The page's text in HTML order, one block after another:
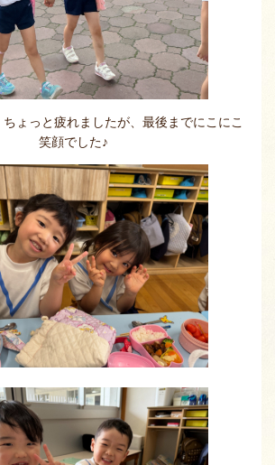
ょっと疲れましたが、最後までにこにこ
笑顔でした♪